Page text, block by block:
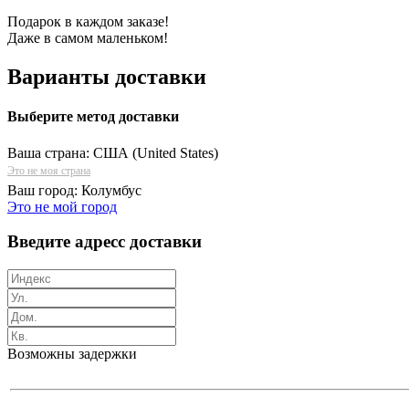
Подарок в каждом заказе!
Даже в самом маленьком!
Варианты доставки
Выберите метод доставки
Ваша страна: США (United States)
Это не моя страна
Ваш город: Колумбус
Это не мой город
Введите адресс доставки
Возможны задержки